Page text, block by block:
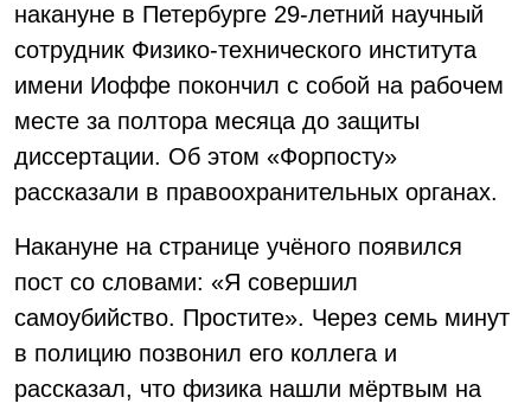
накануне в Петербурге 29-летний научный
сотрудник Физико-технического института
имени Иоффе покончил с собой на рабочем
месте за полтора месяца до защиты
диссертации. Об этом «Форпосту»
рассказали в правоохранительных органах.
Накануне на странице учёного появился
пост со словами: «Я совершил
самоубийство. Простите». Через семь минут
в полицию позвонил его коллега и
рассказал, что физика нашли мёртвым на